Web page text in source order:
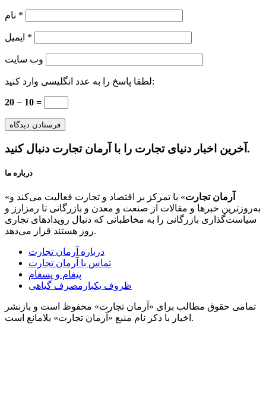
*
*
وب‌ سایت
لطفا پاسخ را به عدد انگلیسی وارد کنید:
20 − 10 =
آخرین اخبار دنیای تجارت را با آرمان تجارت دنبال کنید.
درباره ما
« آرمان تجارت» با تمرکز بر اقتصاد و تجارت فعالیت می‌کند و
به‌روزترین خبرها و مقالات از صنعت و معدن و بازرگانی تا رمزارز و
سیاست‌گذاری بازرگانی را به مخاطبانی که دنبال رویدادهای تجاری
روز هستند قرار می‌دهد.
درباره آرمان تجارت
تماس با آرمان تجارت
پیغام و پسغام
ظروف یکبارمصرف گیاهی
تمامی حقوق مطالب برای «آرمان تجارت» محفوظ است و بازنشر
اخبار با ذکر نام منبع «آرمان تجارت» بلامانع است.